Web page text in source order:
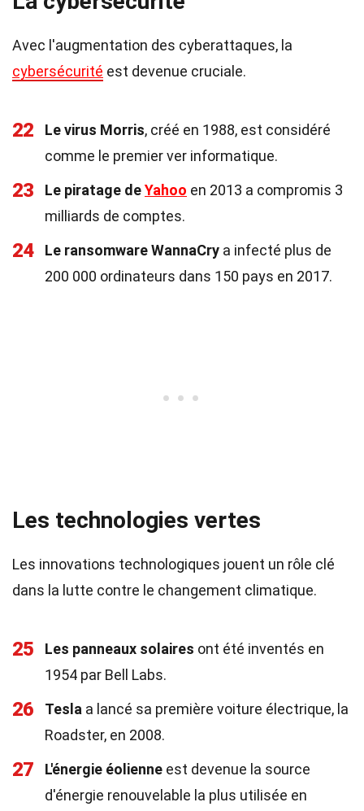
Avec l'augmentation des cyberattaques, la
cybersécurité est devenue cruciale.
22 Le virus Morris, créé en 1988, est considéré
comme le premier ver informatique.
23 Le piratage deYahoo en 2013 a compromis 3
milliards de comptes.
24 Le ransomware WannaCry a infecté plus de
200 000 ordinateurs dans 150 pays en 2017.
Les technologies vertes
Les innovations technologiques jouent un rôle clé
dans la lutte contre le changement climatique.
25 Les panneaux solaires ont été inventés en
1954 par Bell Labs.
26 Tesla a lancé sa première voiture électrique, la
Roadster, en 2008.
27 L'énergie éolienne est devenue la source
d'énergie renouvelable la plus utilisée en